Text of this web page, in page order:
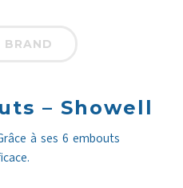
BRAND
– Showell
à ses 6 embouts